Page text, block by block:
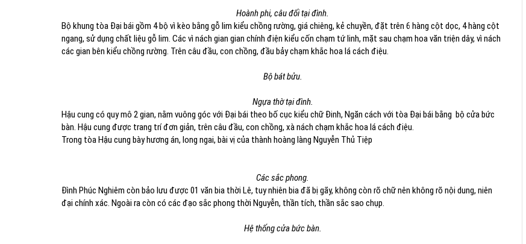
Hoành phi, câu đối tại đình.
Bộ khung tòa Đại bái gồm 4 bộ vì kèo bằng gỗ lim kiểu chồng rường, giá chiêng, kẻ chuyền, đặt trên 6 hàng cột dọc, 4 hàng cột
ngang, sử dụng chất liệu gỗ lim. Các vì nách gian gian chính điện kiểu cốn chạm tứ linh, mặt sau chạm hoa văn triện dây, vì nách
các gian bên kiểu chồng rường. Trên câu đầu, con chồng, đầu bảy chạm khắc hoa lá cách điệu.
Bộ bát bửu.
Ngựa thờ tại đình.
Hậu cung có quy mô 2 gian, nằm vuông góc với Đại bái theo bố cục kiểu chữ Đinh, Ngăn cách với tòa Đại bái bằng bộ cửa bức
bàn. Hậu cung được trang trí đơn giản, trên câu đầu, con chồng, xà nách chạm khắc hoa lá cách điệu.
Trong tòa Hậu cung bày hương án, long ngai, bài vị của thành hoàng làng Nguyễn Thủ Tiệp
Các sắc phong.
Đình Phúc Nghiêm còn bảo lưu được 01 văn bia thời Lê, tuy nhiên bia đã bị gãy, không còn rõ chữ nên không rõ nội dung, niên
đại chính xác. Ngoài ra còn có các đạo sắc phong thời Nguyễn, thần tích, thần sắc sao chụp.
Hệ thống cửa bức bàn.